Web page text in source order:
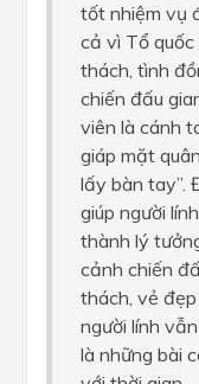
tốt nhiệm vụ
cả vì Tổ quốc
thách, tình
chiến đấu
viên là cánh
giáp mặt
lấy bàn tay”.
giúp người
thành lý
cảnh chiến
thách, vẻ
người lính
là những bài